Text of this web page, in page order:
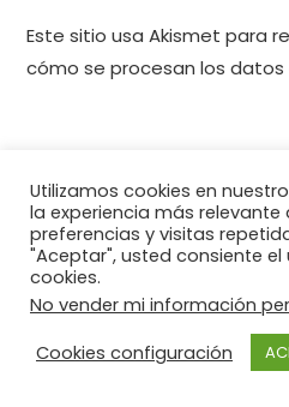
Este sitio usa Akismet para
cómo se procesan los
Utilizamos cookies en
la experiencia más relevante
preferencias y visitas
"Aceptar", usted consiente el
cookies.
No vender mi información
Cookies configuración